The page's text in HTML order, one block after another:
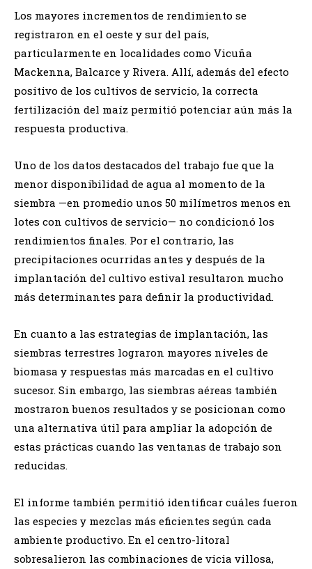
Los mayores incrementos de rendimiento se
registraron en el oeste y sur del país,
particularmente en localidades como Vicuña
Mackenna, Balcarce y Rivera. Allí, además del efecto
positivo de los cultivos de servicio, la correcta
fertilización del maíz permitió potenciar aún más la
respuesta productiva.
Uno de los datos destacados del trabajo fue que la
menor disponibilidad de agua al momento de la
siembra —en promedio unos 50 milímetros menos en
lotes con cultivos de servicio— no condicionó los
rendimientos finales. Por el contrario, las
precipitaciones ocurridas antes y después de la
implantación del cultivo estival resultaron mucho
más determinantes para definir la productividad.
En cuanto a las estrategias de implantación, las
siembras terrestres lograron mayores niveles de
biomasa y respuestas más marcadas en el cultivo
sucesor. Sin embargo, las siembras aéreas también
mostraron buenos resultados y se posicionan como
una alternativa útil para ampliar la adopción de
estas prácticas cuando las ventanas de trabajo son
reducidas.
El informe también permitió identificar cuáles fueron
las especies y mezclas más eficientes según cada
ambiente productivo. En el centro-litoral
sobresalieron las combinaciones de vicia villosa,